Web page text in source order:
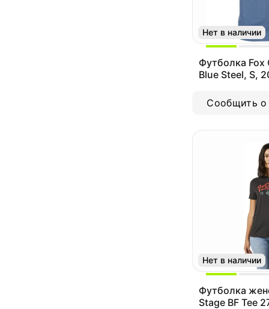
Нет в наличии
Футболка Fox
Blue Steel, S,
Сообщить о
Нет в наличии
Футболка
Stage BF Tee